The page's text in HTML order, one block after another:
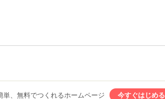
単、無料でつくれるホームページ 今すぐはじめる